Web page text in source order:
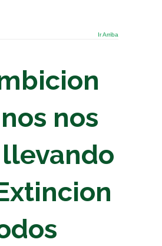
Ir Arriba
nos